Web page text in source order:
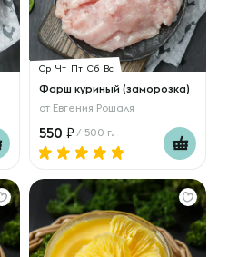
Ср Чт Пт Сб Вс
Фарш куриный (заморозка)
от Евгения Рошаля
550 / 500 г.